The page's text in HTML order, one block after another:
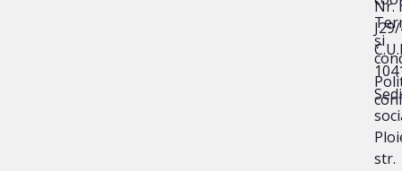
Nr.
str.
și